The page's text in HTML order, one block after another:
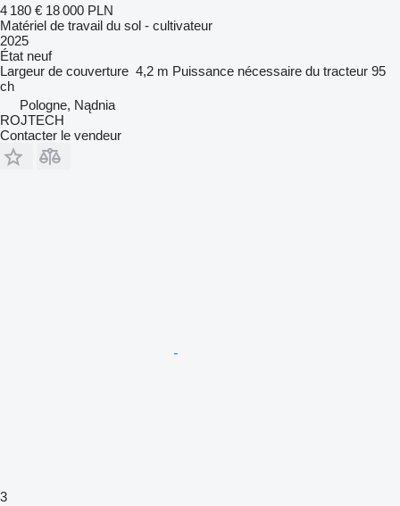
4 180 € 18 000 PLN
Matériel de travail du sol - cultivateur
2025
État neuf
Largeur de couverture 4,2 m Puissance nécessaire du tracteur 95
ch
Pologne, Nądnia
ROJTECH
Contacter le vendeur
3